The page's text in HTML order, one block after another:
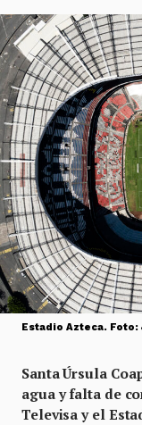
Estadio Azteca. Foto:
Santa Úrsula
agua y falta de
Televisa y el